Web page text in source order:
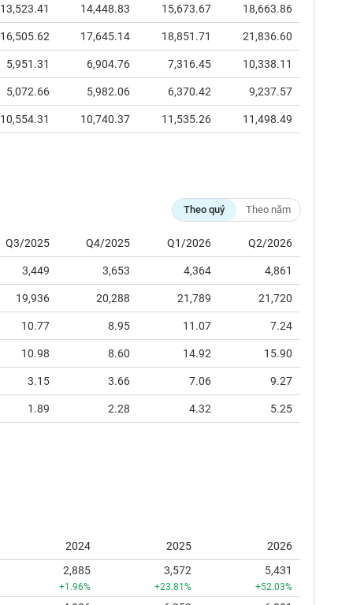
13,523.41 14,448.83 15,673.67 18,663.86
16,505.62 17,645.14 18,851.71 21,836.60
5,951.31 6,904.76 7,316.45 10,338.11
5,072.66 5,982.06 6,370.42 9,237.57
10,554.31 10,740.37 11,535.26 11,498.49
Theo quý Theo năm
Q3/2025 Q4/2025 Q1/2026 Q2/2026
3,449 3,653 4,364 4,861
19,936 20,288 21,789 21,720
10.77 8.95 11.07 7.24
10.98 8.60 14.92 15.90
3.15 3.66 7.06 9.27
1.89 2.28 4.32 5.25
2024 2025
2026
2,885
+1.96%
3,572
+23.81%
5,431
+52.03%